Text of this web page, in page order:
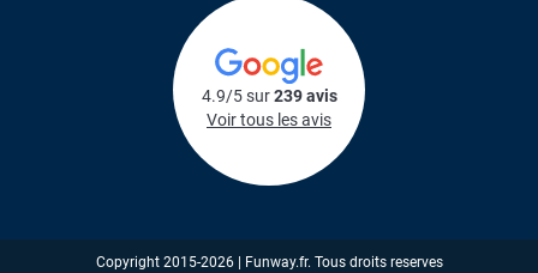
4.9/5 sur239 avis
Voir tous les avis
Copyright 2015-2026 | Funway.fr. Tous droits reserves